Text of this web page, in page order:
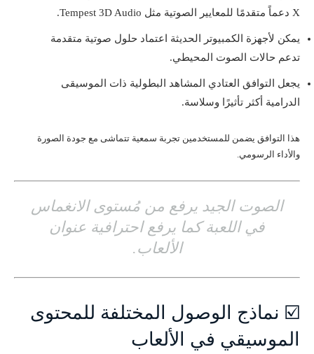
X دعماً متقدمًا للمعايير الصوتية مثل Tempest 3D Audio.
يمكن لأجهزة الكمبيوتر الحديثة اعتماد حلول صوتية متقدمة
تدعم حالات الصوت المحيطي.
يجعل التوافق العتادي المشاهد البطولية ذات الموسيقى
الدرامية أكثر تأثيرًا وسلاسة.
هذا التوافق يضمن للمستخدمين تجربة سمعية تتماشى مع جودة الصورة
والأداء الرسومي.
الصوت الجيد يرفع من مُستوى الانغماس
في اللعبة كما يرفع احترافية عنوان
الألعاب.
☑️ نماذج الوصول المختلفة للمحتوى
الموسيقي في الألعاب